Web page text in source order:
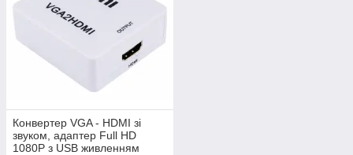
Конвертер VGA - HDMI зі
звуком, адаптер Full HD
1080P з USB живленням